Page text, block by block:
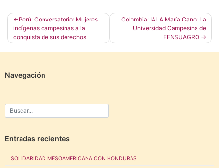
Navegación
de
entradas
Perú: Conversatorio: Mujeres
indígenas campesinas a la
conquista de sus derechos
Colombia: IALA María Cano: La
Universidad Campesina de
FENSUAGRO
Navegación
Entradas recientes
SOLIDARIDAD MESOAMERICANA CON HONDURAS